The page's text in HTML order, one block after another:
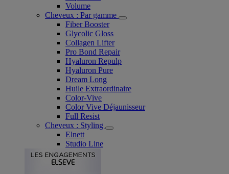
Volume
Cheveux : Par gamme
Fiber Booster
Glycolic Gloss
Collagen Lifter
Pro Bond Repair
Hyaluron Repulp
Hyaluron Pure
Dream Long
Huile Extraordinaire
Color-Vive
Color Vive Déjaunisseur
Full Resist
Cheveux : Styling
Elnett
Studio Line